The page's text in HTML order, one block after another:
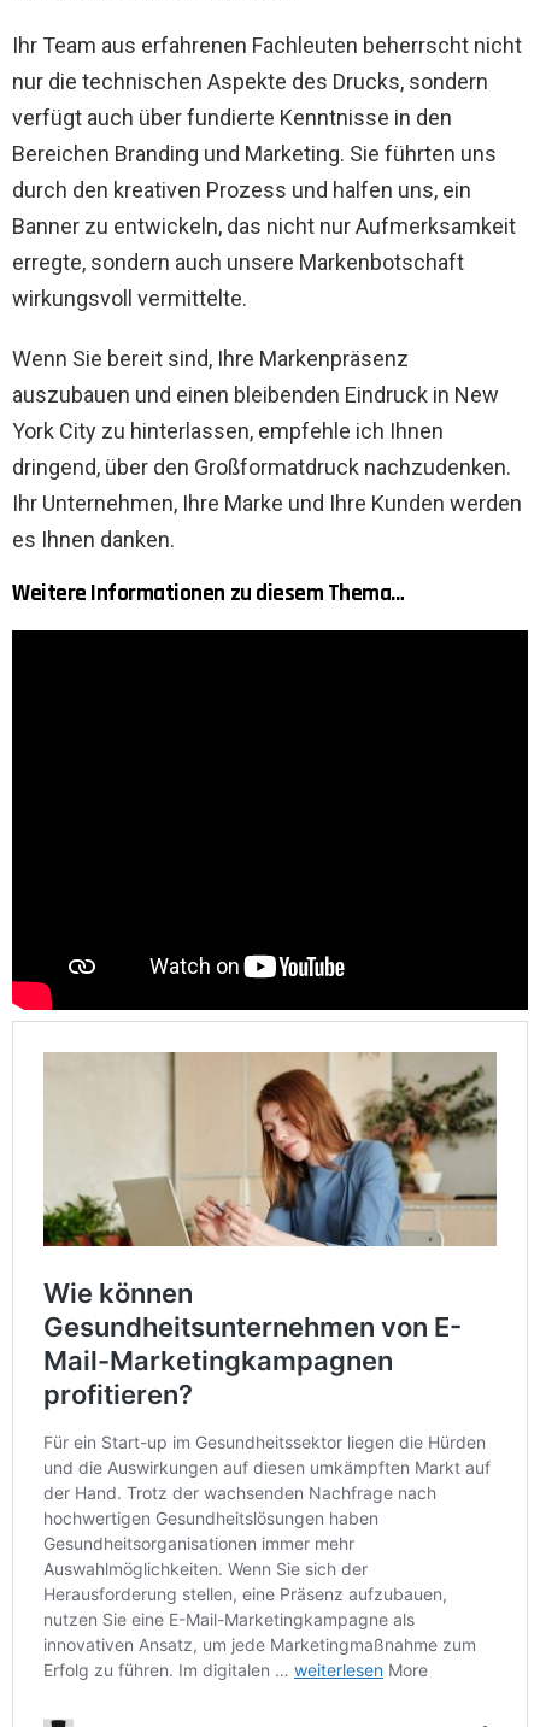
Ihr Team aus erfahrenen Fachleuten beherrscht nicht
nur die technischen Aspekte des Drucks, sondern
verfügt auch über fundierte Kenntnisse in den
Bereichen Branding und Marketing. Sie führten uns
durch den kreativen Prozess und halfen uns, ein
Banner zu entwickeln, das nicht nur Aufmerksamkeit
erregte, sondern auch unsere Markenbotschaft
wirkungsvoll vermittelte.
Wenn Sie bereit sind, Ihre Markenpräsenz
auszubauen und einen bleibenden Eindruck in New
York City zu hinterlassen, empfehle ich Ihnen
dringend, über den Großformatdruck nachzudenken.
Ihr Unternehmen, Ihre Marke und Ihre Kunden werden
es Ihnen danken.
Weitere Informationen zu diesem Thema…